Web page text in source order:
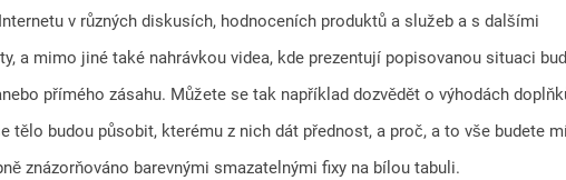
v různých diskusích, hodnoceních produktů a služeb a s dalšími
a mimo jiné také nahrávkou videa, kde prezentují popisovanou situaci
přímého zásahu. Můžete se tak například dozvědět o výhodách
tělo budou působit, kterému z nich dát přednost, a proč, a to vše budete
znázorňováno barevnými smazatelnými fixy na bílou tabuli.